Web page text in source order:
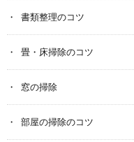
書類整理のコツ
畳・床掃除のコツ
窓の掃除
部屋の掃除のコツ